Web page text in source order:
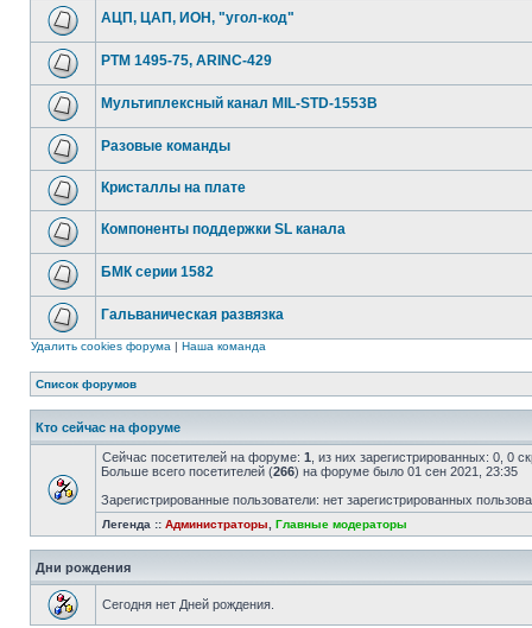
АЦП, ЦАП, ИОН, "угол-код"
РТМ 1495-75, ARINC-429
Мультиплексный канал MIL-STD-1553B
Разовые команды
Кристаллы на плате
Компоненты поддержки SL канала
БМК серии 1582
Гальваническая развязка
Удалить cookies форума | Наша команда
Список форумов
Кто сейчас на форуме
Сейчас посетителей на форуме: 1 , из них зарегистрированных: 0, 0
Больше всего посетителей (266) на форуме было 01 сен 2021, 23:35
Зарегистрированные пользователи: нет зарегистрированных
Легенда :: Администраторы Главные модераторы
Дни рождения
Сегодня нет Дней рождения.